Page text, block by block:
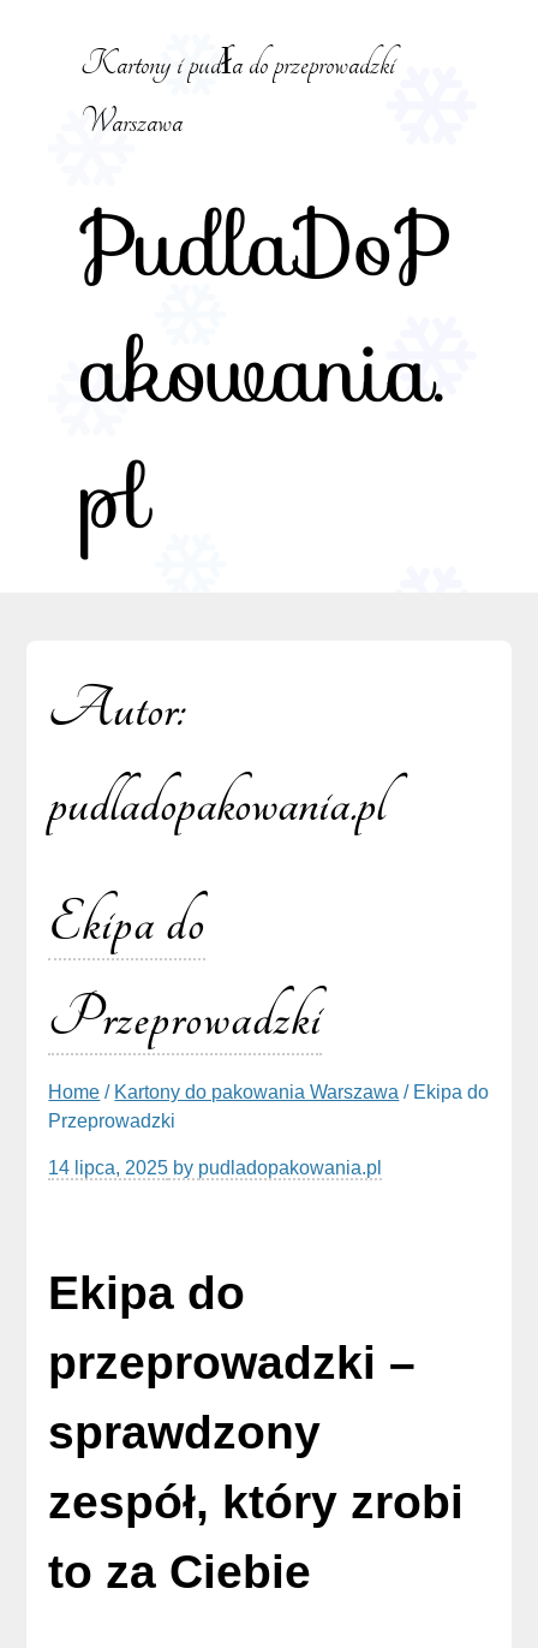
Kartony i pudła do przeprowadzki
Warszawa
PudlaDoP
akowania.
pl
Autor:
pudladopakowania.pl
Ekipa do
Przeprowadzki
Home / Kartony do pakowania Warszawa / Ekipa do
Przeprowadzki
14 lipca, 2025 by pudladopakowania.pl
Ekipa do
przeprowadzki –
sprawdzony
zespół, który zrobi
to za Ciebie